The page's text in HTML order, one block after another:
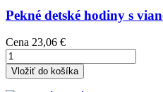
Pekné detské hodiny s
Cena 23,06 €
Vložiť do košíka